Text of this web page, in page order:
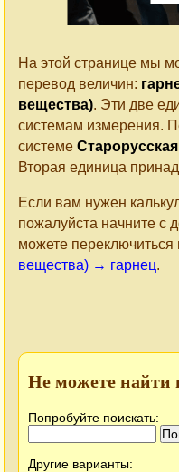
На этой странице мы
перевод величин:
вещества). Эти две
системам измерения.
системе
Вторая единица
Если вам нужен
пожалуйста начните
можете переключиться
вещества) → гарнец.
Не можете найти
Попробуйте поискать:
Другие варианты: